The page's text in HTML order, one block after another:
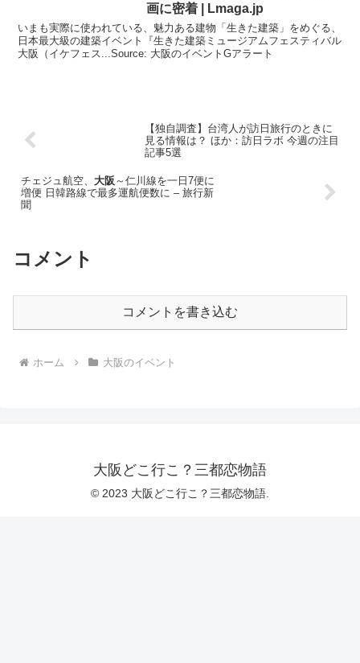
画に密着 | Lmaga.jp
いまも実際に使われている、魅力ある建物「生きた建築」をめぐる、
日本最大級の建築イベント『生きた建築ミュージアムフェスティバル
大阪（イケフェス...Source: 大阪のイベントGアラート
【独自調査】台湾人が訪日旅行のときに
見る情報は？ ほか：訪日ラボ 今週の注目
記事5選
チェジュ航空、 大阪 ～仁川線を一日7便に
増便 日韓路線で最多運航便数に – 旅行新
聞
コメント
コメントを書き込む
ホーム 大阪のイベント
大阪どこ行こ？三都恋物語
© 2023 大阪どこ行こ？三都恋物語.